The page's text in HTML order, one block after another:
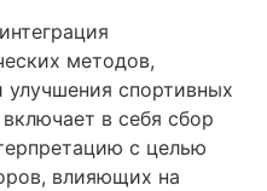
методов,
спортивных
в себя сбор
с целью
влияющих на